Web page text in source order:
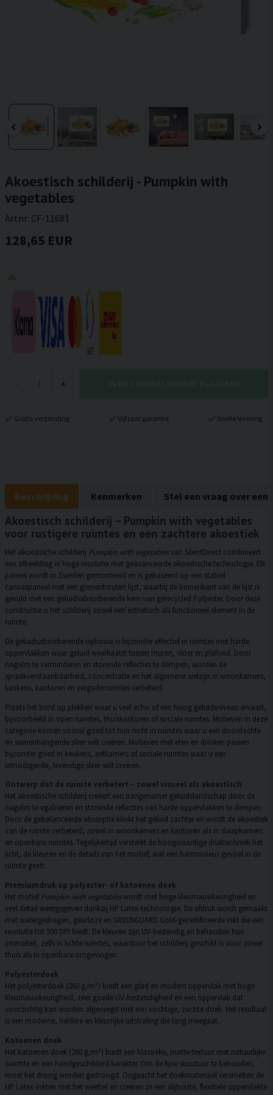
Akoestisch schilderij - Pumpkin with
vegetables
Artnr: CF-11681
128,65 EUR
- +
Gratis verzending Vijf jaar garantie Snelle levering
Beschrijving Kenmerken Stel een vraag over een
Akoestisch schilderij – Pumpkin with vegetables
voor rustigere ruimtes en een zachtere akoestiek
Het akoestische schilderij Pumpkin with vegetablesvan SilentDirect combineert
een afbeelding in hoge resolutie met geavanceerde akoestische technologie. Elk
paneel wordt in Zweden gemonteerd en is gebaseerd op een stabiel
canvaspaneel met een grenenhouten lijst, waarbij de binnenkant van de lijst is
gevuld met een geluidsabsorberende kern van gerecycled Polyester. Door deze
constructie is het schilderij zowel een esthetisch als functioneel element in de
ruimte.
De geluidsabsorberende opbouw is bijzonder effectief in ruimtes met harde
oppervlakken waar geluid weerkaatst tussen muren, vloer en plafond. Door
nagalm te verminderen en storende reflecties te dempen, worden de
spraakverstaanbaarheid, concentratie en het algemene welzijn in woonkamers,
keukens, kantoren en vergaderruimtes verbeterd.
Plaats het bord op plekken waar u veel echo of een hoog geluidsniveau ervaart,
bijvoorbeeld in open ruimtes, thuiskantoren of sociale ruimtes. Motieven in deze
categorie komen vooral goed tot hun recht in ruimtes waar u een doordachte
en samenhangende sfeer wilt creëren. Motieven met eten en drinken passen
bijzonder goed in keukens, eetkamers of sociale ruimtes waar u een
uitnodigende, levendige sfeer wilt creëren.
Ontwerp dat de ruimte verbetert – zowel visueel als akoestisch
Het akoestische schilderij creëert een aangenamer geluidslandschap door de
nagalm te egaliseren en storende reflecties van harde oppervlakken te dempen.
Door de gebalanceerde absorptie klinkt het geluid zachter en wordt de akoestiek
van de ruimte verbeterd, zowel in woonkamers en kantoren als in slaapkamers
en openbare ruimtes. Tegelijkertijd versterkt de hoogwaardige druktechniek het
licht, de kleuren en de details van het motief, wat een harmonieus gevoel in de
ruimte geeft.
Premiumdruk op polyester- of katoenen doek
Het motief Pumpkin with vegetableswordt met hoge kleurnauwkeurigheid en
veel detail weergegeven dankzij HP Latex-technologie. De afdruk wordt gemaakt
met watergedragen, geurloze en GREENGUARD Gold-gecertificeerde inkt die een
resolutie tot 300 DPI biedt. De kleuren zijn UV-bestendig en behouden hun
intensiteit, zelfs in lichte ruimtes, waardoor het schilderij geschikt is voor zowel
thuis als in openbare omgevingen.
Polyesterdoek
Het polyesterdoek (260 g/m²) biedt een glad en modern oppervlak met hoge
kleurnauwkeurigheid, zeer goede UV-bestendigheid en een oppervlak dat
voorzichtig kan worden afgeveegd met een vochtige, zachte doek. Het resultaat
is een moderne, heldere en kleurrijke uitstraling die lang meegaat.
Katoenen doek
Het katoenen doek (260 g/m²) biedt een klassieke, matte textuur met natuurlijke
warmte en een handgeschilderd karakter. Om de fijne structuur te behouden,
moet het droog worden gedroogd. Ongeacht het doekmateriaal versmelten de
HP Latex-inkten met het weefsel en creëren ze een slijtvaste, flexibele oppervlakte